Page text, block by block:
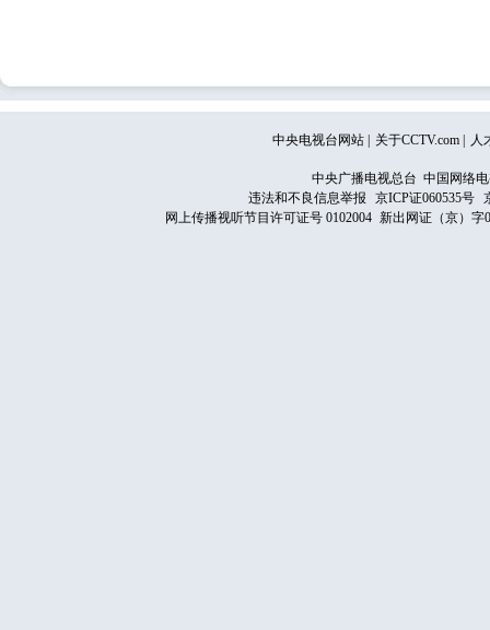
中央电视台网站 关于CCTV.com 人
中央广播电视总台 中国网络
违法和不良信息举报
京ICP证060535号
网上传播视听节目许可证号 0102004 新出网证（京）